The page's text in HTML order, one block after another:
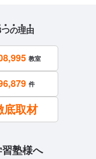
つの理由
教室
件
底取材
塾様へ